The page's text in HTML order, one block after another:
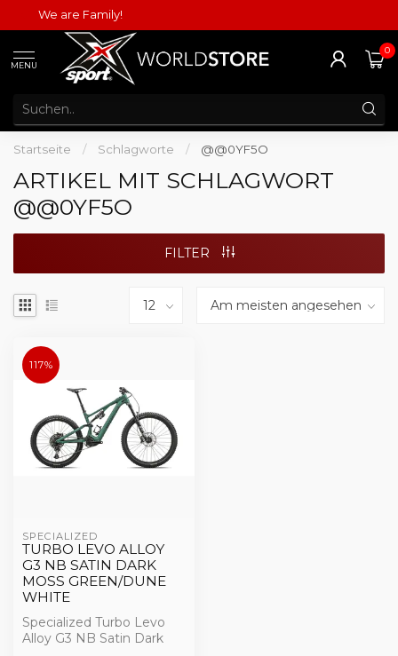
We are Family!
MENU
0
Startseite / Schlagworte / @@0YF5O
ARTIKEL MIT SCHLAGWORT
@@0YF5O
FILTER
117%
SPECIALIZED
TURBO LEVO ALLOY
G3 NB SATIN DARK
MOSS GREEN/DUNE
WHITE
Specialized Turbo Levo
Alloy G3 NB Satin Dark